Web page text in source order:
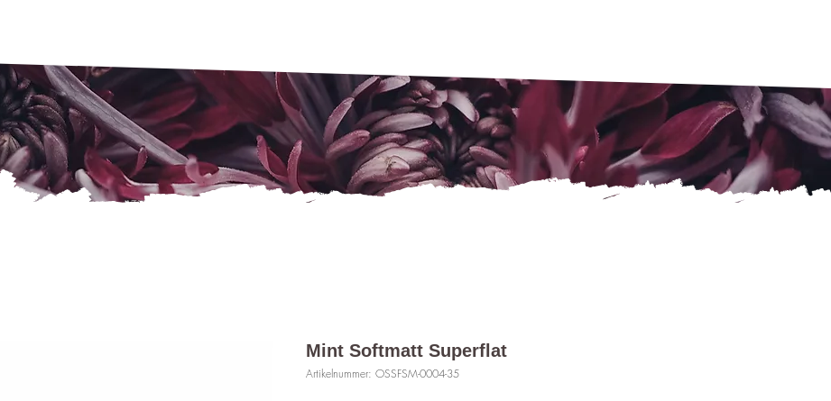
Mint Softmatt Superflat
Artikelnummer: OSSFSM-0004-35